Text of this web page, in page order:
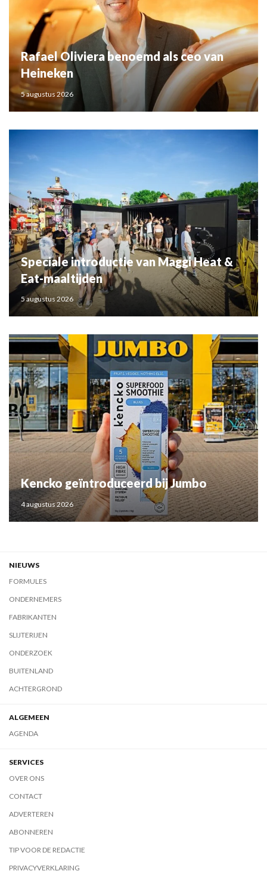
Rafael Oliviera benoemd als ceo van
Heineken
5 augustus 2026
Speciale introductie van Maggi Heat &
Eat-maaltijden
5 augustus 2026
Kencko geïntroduceerd bij Jumbo
4 augustus 2026
NIEUWS
FORMULES
ONDERNEMERS
FABRIKANTEN
SLIJTERIJEN
ONDERZOEK
BUITENLAND
ACHTERGROND
ALGEMEEN
AGENDA
SERVICES
OVER ONS
CONTACT
ADVERTEREN
ABONNEREN
TIP VOOR DE REDACTIE
PRIVACYVERKLARING